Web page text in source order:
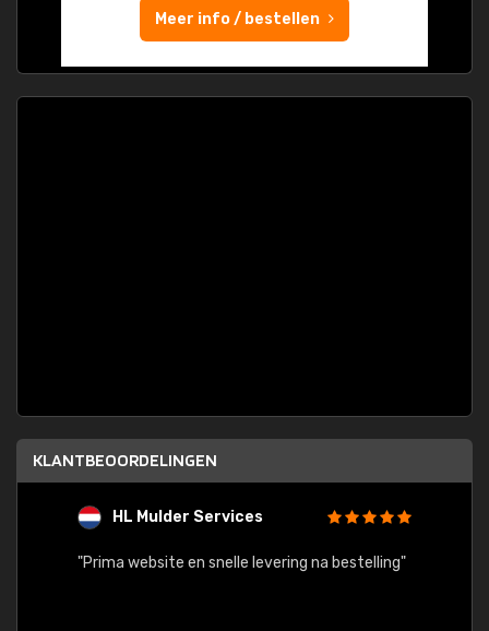
Meer info / bestellen
KLANTBEOORDELINGEN
HL Mulder Services
"Prima website en snelle levering na bestelling"